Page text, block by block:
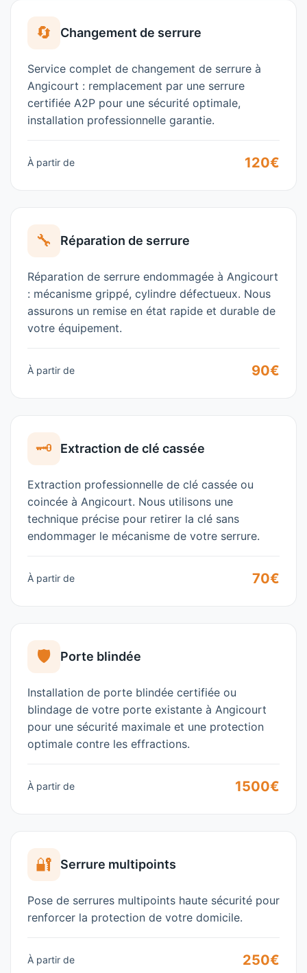
🔄 Changement de serrure
Service complet de changement de serrure à
Angicourt : remplacement par une serrure
certifiée A2P pour une sécurité optimale,
installation professionnelle garantie.
À partir de 120€
🔧 Réparation de serrure
Réparation de serrure endommagée à Angicourt
: mécanisme grippé, cylindre défectueux. Nous
assurons un remise en état rapide et durable de
votre équipement.
À partir de 90€
🗝️ Extraction de clé cassée
Extraction professionnelle de clé cassée ou
coincée à Angicourt. Nous utilisons une
technique précise pour retirer la clé sans
endommager le mécanisme de votre serrure.
À partir de 70€
🛡️ Porte blindée
Installation de porte blindée certifiée ou
blindage de votre porte existante à Angicourt
pour une sécurité maximale et une protection
optimale contre les effractions.
À partir de 1500€
🔐 Serrure multipoints
Pose de serrures multipoints haute sécurité pour
renforcer la protection de votre domicile.
À partir de 250€